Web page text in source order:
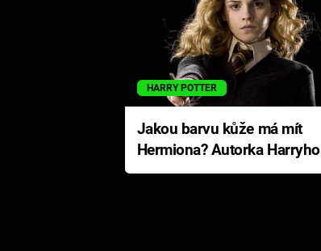
HARRY POTTER
Jakou barvu kůže má mít
Hermiona? Autorka Harryho
Pottera přišla s ráznou